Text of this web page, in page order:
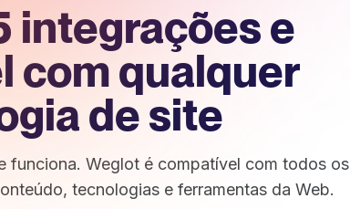
integrações e
com qualquer
de site
funciona. Weglot é compatível com todos os
tecnologias e ferramentas da Web.